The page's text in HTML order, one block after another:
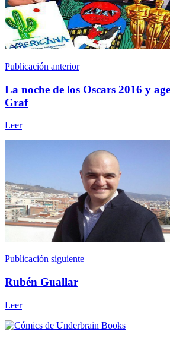
Publicación anterior
La noche de los Oscars 2016 y
Graf
Leer
Publicación siguiente
Rubén Guallar
Leer